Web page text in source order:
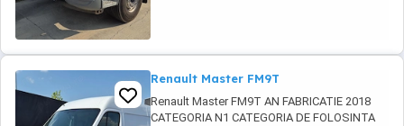
Renault Master FM9T
Renault Master FM9T AN FABRICATIE 2018
CATEGORIA N1 CATEGORIA DE FOLOSINTA